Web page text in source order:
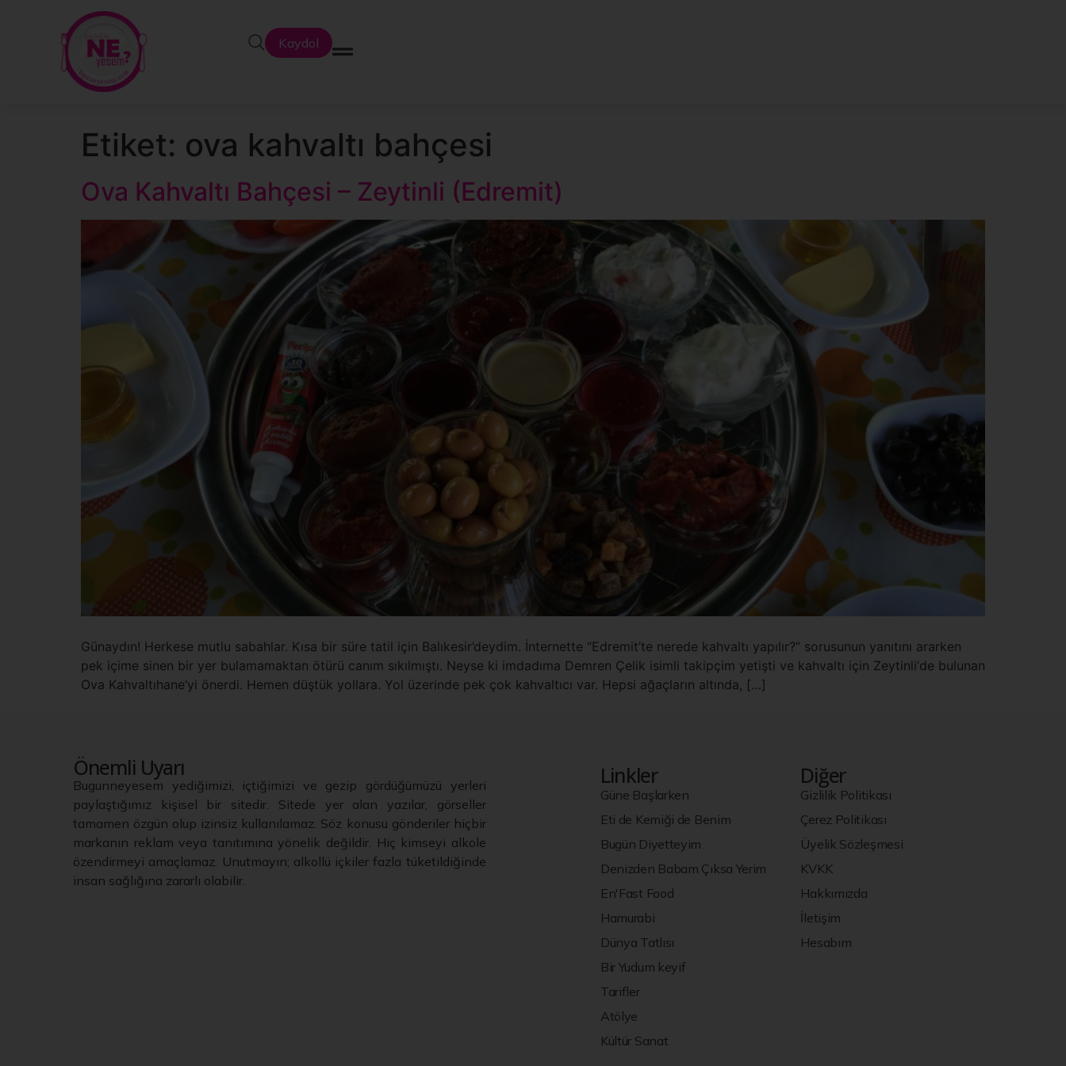
Kaydol
Etiket: ova kahvaltı bahçesi
Ova Kahvaltı Bahçesi – Zeytinli (Edremit)
Günaydın! Herkese mutlu sabahlar. Kısa bir süre tatil için Balıkesir’deydim. İnternette “Edremit’te nerede kahvaltı yapılır?” sorusunun yanıtını ararken
pek içime sinen bir yer bulamamaktan ötürü canım sıkılmıştı. Neyse ki imdadıma Demren Çelik isimli takipçim yetişti ve kahvaltı için Zeytinli‘de bulunan
Ova Kahvaltıhane‘yi önerdi. Hemen düştük yollara. Yol üzerinde pek çok kahvaltıcı var. Hepsi ağaçların altında, […]
Önemli Uyarı
Bugunneyesem yediğimizi, içtiğimizi ve gezip gördüğümüzü yerleri
paylaştığımız kişisel bir sitedir. Sitede yer alan yazılar, görseller
tamamen özgün olup izinsiz kullanılamaz. Söz konusu gönderiler hiçbir
markanın reklam veya tanıtımına yönelik değildir. Hiç kimseyi alkole
özendirmeyi amaçlamaz. Unutmayın; alkollü içkiler fazla tüketildiğinde
insan sağlığına zararlı olabilir.
Linkler
Güne Başlarken
Eti de Kemiği de Benim
Bugün Diyetteyim
Denizden Babam Çıksa Yerim
En'Fast Food
Hamurabi
Dünya Tatlısı
Bir Yudum keyif
Tarifler
Atölye
Kültür Sanat
Diğer
Gizlilik Politikası
Çerez Politikası
Üyelik Sözleşmesi
KVKK
Hakkımızda
İletişim
Hesabım